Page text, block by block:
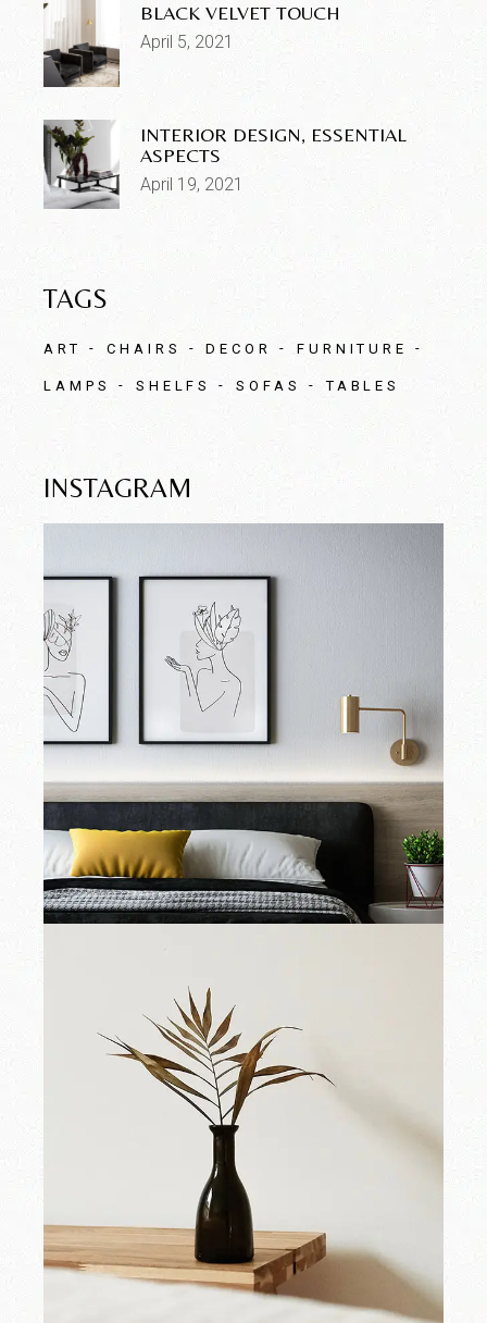
BLACK VELVET TOUCH
April 5, 2021
INTERIOR DESIGN, ESSENTIAL
ASPECTS
April 19, 2021
TAGS
ART CHAIRS DECOR FURNITURE
LAMPS SHELFS SOFAS TABLES
INSTAGRAM